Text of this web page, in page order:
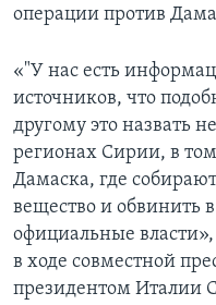
операции против
«"У нас есть
источников, что
другому это назвать
регионах Сирии, в
Дамаска, где
вещество и обвинить
официальные
в ходе совместной
президентом Италии